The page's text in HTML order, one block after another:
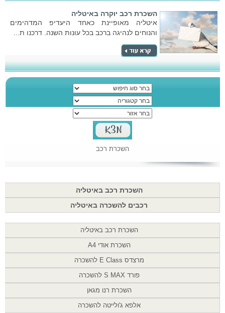
השכרת רכב יוקרה באיטליה
איטליה מאופיינת כאחד היעדיפ המדהימים
והנוחים לנהיגה ברכב בכל עונות השנה. דרכנו ת...
השכרת רכב
השכרת רכב באיטליה
רכבים להשכרה באיטליה
השכרת רכב באיטליה
השכרת אודי A4
מרצדס E Class להשכרה
פורד S MAX להשכרה
השכרת רנו מגאן
אלפא ג'ולייטה להשכרה